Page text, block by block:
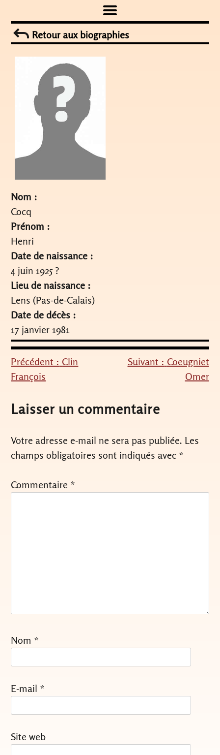
to
contentRetour aux biographies
Nom :
Cocq
Prénom :
Henri
Date de naissance :
4 juin 1925 ?
Lieu de naissance :
Lens (Pas-de-Calais)
Date de décès :
17 janvier 1981
Navigation
de
l’article
Précédent : Clin
François
Suivant : Coeugniet
Omer
Laisser un commentaire
Votre adresse e-mail ne sera pas publiée. Les
champs obligatoires sont indiqués avec *
Commentaire *
Nom *
E-mail *
Site web